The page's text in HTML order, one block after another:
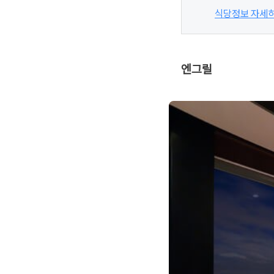
식당정보 자세
엔그릴